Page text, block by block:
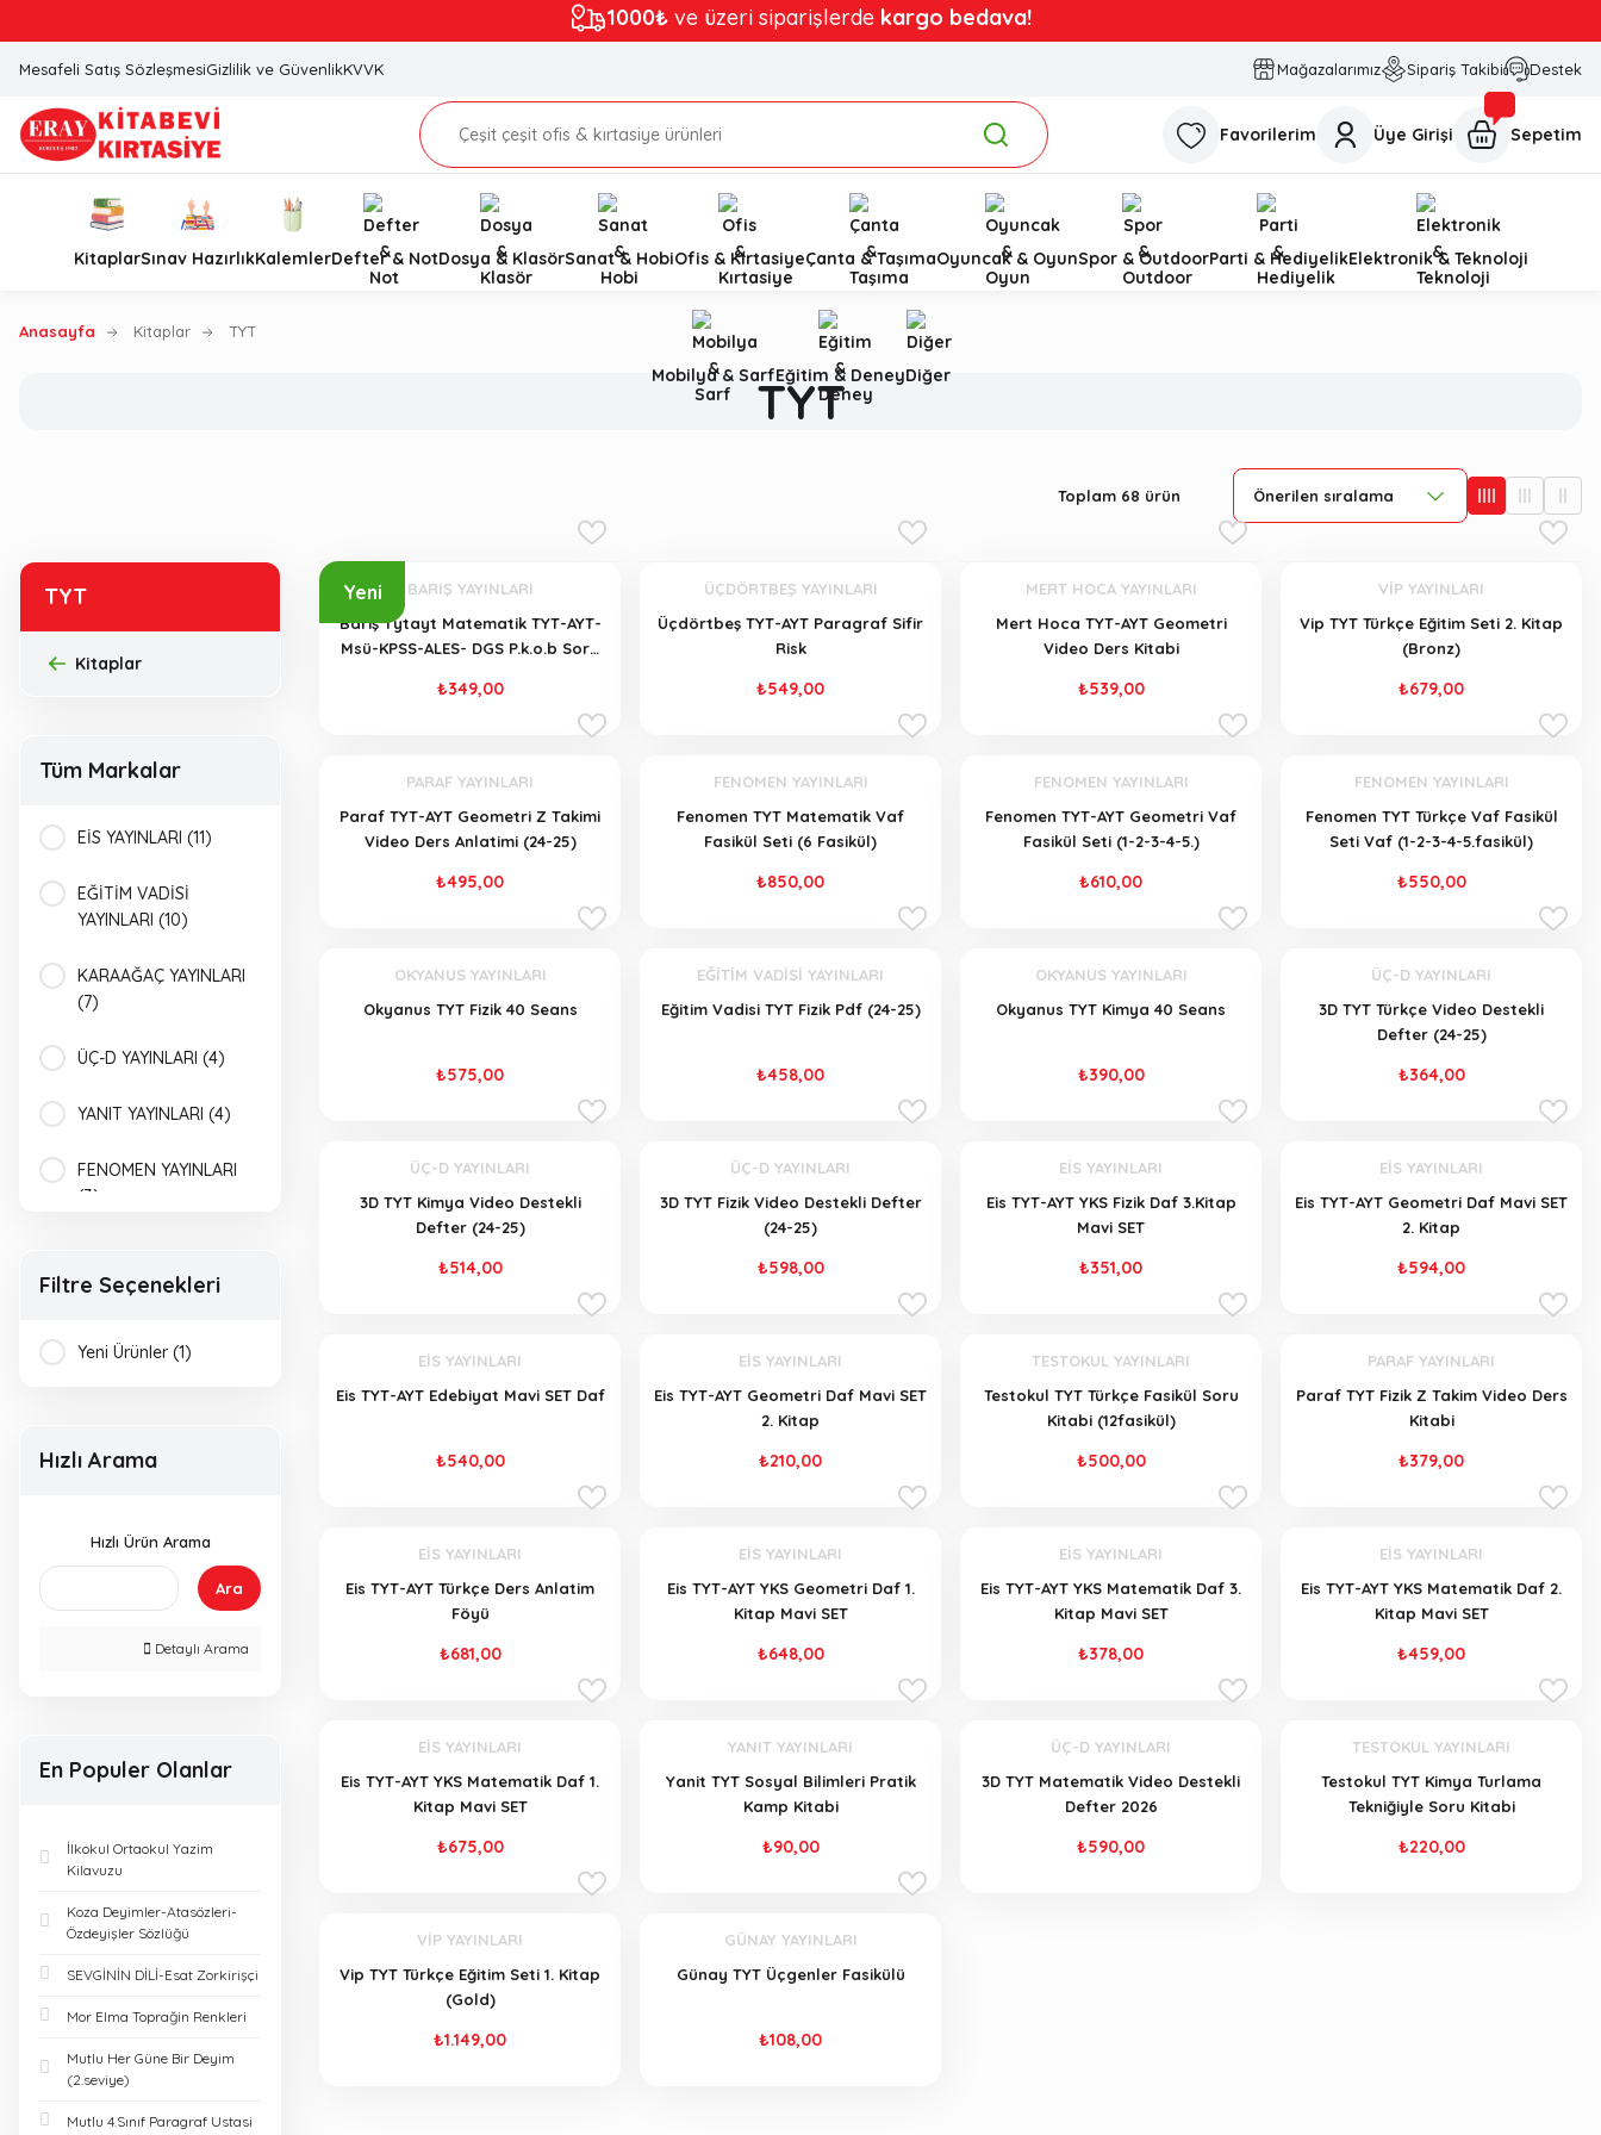
1000₺ve üzeri siparişlerde kargo bedava!
Mesafeli Satış SözleşmesiGizlilik ve GüvenlikKVVK Mağazalarımız Sipariş Takibi Destek
Favorilerim Üye Girişi Sepetim
KitaplarSınav HazırlıkKalemlerDefter & NotDosya & KlasörSanat & HobiOfis & KırtasiyeÇanta & TaşımaOyuncak & OyunSpor & OutdoorParti & HediyelikElektronik & Teknoloji
Mobilya & SarfEğitim & DeneyDiğer
Anasayfa Kitaplar TYT
TYT
Toplam 68 ürün
TYT
Kitaplar
Tüm Markalar
EİS YAYINLARI (11)
EĞİTİM VADİSİ
YAYINLARI (10)
KARAAĞAÇ YAYINLARI
(7)
ÜÇ-D YAYINLARI (4)
YANIT YAYINLARI (4)
FENOMEN YAYINLARI
(3)
NAVİGASYON
(2)
TESTOKUL YAYINLARI
(2)
EKSEN YAYINLARI (1)
GÜNAY YAYINLARI (1)
GÜR YAYINLARI (1)
HIZ YAYINLARI (1)
KAFADENGİ
Filtre Seçenekleri
Yeni Ürünler (1)
Hızlı Arama
Hızlı Ürün Arama
Ara
Detaylı Arama
En Populer Olanlar
İlkokul Ortaokul Yazim
Kilavuzu
Koza Deyimler-Atasözleri-
Özdeyişler Sözlüğü
SEVGİNİN DİLİ-Esat Zorkirişçi
Mor Elma Toprağin Renkleri
Mutlu Her Güne Bir Deyim
(2.seviye)
Mutlu 4.Sınıf Paragraf Ustasi
Yeni
BARIŞ YAYINLARI
Bariş Tytayt Matematik TYT-AYT-
Msü-KPSS-ALES- DGS P.k.o.b Soru
₺349,00
ÜÇDÖRTBEŞ YAYINLARI
Üçdörtbeş TYT-AYT Paragraf Sifir
Risk
₺549,00
MERT HOCA YAYINLARI
Mert Hoca TYT-AYT Geometri
Video Ders Kitabi
₺539,00
VİP YAYINLARI
Vip TYT Türkçe Eğitim Seti 2. Kitap
(Bronz)
₺679,00
PARAF YAYINLARI
Paraf TYT-AYT Geometri Z Takimi
Video Ders Anlatimi (24-25)
₺495,00
FENOMEN YAYINLARI
Fenomen TYT Matematik Vaf
Fasikül Seti (6 Fasikül)
₺850,00
FENOMEN YAYINLARI
Fenomen TYT-AYT Geometri Vaf
Fasikül Seti (1-2-3-4-5.)
₺610,00
FENOMEN YAYINLARI
Fenomen TYT Türkçe Vaf Fasikül
Seti Vaf (1-2-3-4-5.fasikül)
₺550,00
OKYANUS YAYINLARI
Okyanus TYT Fizik 40 Seans
₺575,00
EĞİTİM VADİSİ YAYINLARI
Eğitim Vadisi TYT Fizik Pdf (24-25)
₺458,00
OKYANUS YAYINLARI
Okyanus TYT Kimya 40 Seans
₺390,00
ÜÇ-D YAYINLARI
3D TYT Türkçe Video Destekli
Defter (24-25)
₺364,00
ÜÇ-D YAYINLARI
3D TYT Kimya Video Destekli
Defter (24-25)
₺514,00
ÜÇ-D YAYINLARI
3D TYT Fizik Video Destekli Defter
(24-25)
₺598,00
EİS YAYINLARI
Eis TYT-AYT YKS Fizik Daf 3.Kitap
Mavi SET
₺351,00
EİS YAYINLARI
Eis TYT-AYT Geometri Daf Mavi SET
2. Kitap
₺594,00
EİS YAYINLARI
Eis TYT-AYT Edebiyat Mavi SET Daf
₺540,00
EİS YAYINLARI
Eis TYT-AYT Geometri Daf Mavi SET
2. Kitap
₺210,00
TESTOKUL YAYINLARI
Testokul TYT Türkçe Fasikül Soru
Kitabi (12fasikül)
₺500,00
PARAF YAYINLARI
Paraf TYT Fizik Z Takim Video Ders
Kitabi
₺379,00
EİS YAYINLARI
Eis TYT-AYT Türkçe Ders Anlatim
Föyü
₺681,00
EİS YAYINLARI
Eis TYT-AYT YKS Geometri Daf 1.
Kitap Mavi SET
₺648,00
EİS YAYINLARI
Eis TYT-AYT YKS Matematik Daf 3.
Kitap Mavi SET
₺378,00
EİS YAYINLARI
Eis TYT-AYT YKS Matematik Daf 2.
Kitap Mavi SET
₺459,00
EİS YAYINLARI
Eis TYT-AYT YKS Matematik Daf 1.
Kitap Mavi SET
₺675,00
YANIT YAYINLARI
Yanit TYT Sosyal Bilimleri Pratik
Kamp Kitabi
₺90,00
ÜÇ-D YAYINLARI
3D TYT Matematik Video Destekli
Defter 2026
₺590,00
TESTOKUL YAYINLARI
Testokul TYT Kimya Turlama
Tekniğiyle Soru Kitabi
₺220,00
VİP YAYINLARI
Vip TYT Türkçe Eğitim Seti 1. Kitap
(Gold)
₺1.149,00
GÜNAY YAYINLARI
Günay TYT Üçgenler Fasikülü
₺108,00